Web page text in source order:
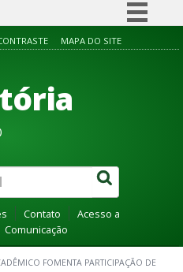
Simplifique!
Acesso à informação
Canais
MAPA DO SITE
Contato
Acesso a
Comunicação
FOMENTA PARTICIPAÇÃO DE